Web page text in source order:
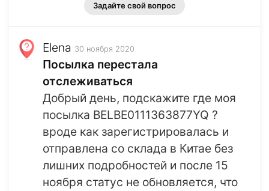
Задайте свой вопрос
Elena 30 ноября 2020
Посылка перестала
отслеживаться
Добрый день, подскажите где моя
посылка BELBE0111363877YQ ?
вроде как зарегистрировалась и
отправлена со склада в Китае без
лишних подробностей и после 15
ноября статус не обновляется, что